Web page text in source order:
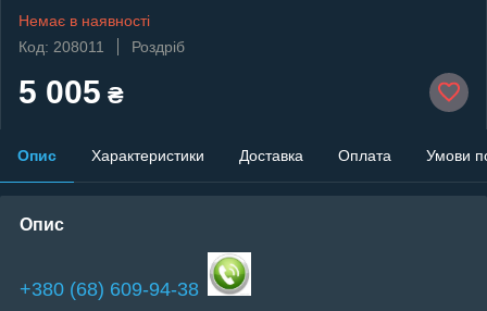
Немає в наявності
Код: 208011
Роздріб
5 005 ₴
Опис Характеристики Доставка Оплата Умови
Опис
+380 (68) 609-94-38